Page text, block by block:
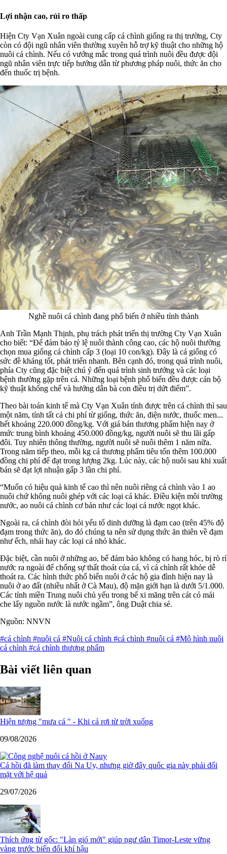
Lợi nhận cao, rủi ro thấp
Hiện Cty Vạn Xuân ngoài cung cấp cá chình giống ra thị trường, Cty
còn có đội ngũ nhân viên thường xuyên hỗ trợ kỹ thuật cho những hộ
nuôi cá chình. Nếu có vướng mắc trong quá trình nuôi đều được đội
ngũ nhân viên trực tiếp hướng dẫn từ phương pháp nuôi, thức ăn cho
đến thuốc trị bệnh.
Nghề nuôi cá chình đang phổ biến ở nhiều tỉnh thành
Anh Trần Mạnh Thịnh, phụ trách phát triển thị trường Cty Vạn Xuân
cho biết: “Để đảm bảo tỷ lệ nuôi thành công cao, các hộ nuôi thường
chọn mua giống cá chình cấp 3 (loại 10 con/kg). Đây là cá giống có
sức đề kháng tốt, phát triển nhanh. Bên cạnh đó, trong quá trình nuôi,
phía Cty cũng đặc biệt chú ý đến quá trình sinh trưởng và các loại
bệnh thường gặp trên cá. Những loại bệnh phổ biến đều được cán bộ
kỹ thuật khống chế và hướng dẫn bà con điều trị dứt điểm”.
Theo bài toán kinh tế mà Cty Vạn Xuân tính được trên cá chình thì sau
một năm, tính tất cả chi phí từ giống, thức ăn, điện nước, thuốc men...
hết khoảng 220.000 đồng/kg. Với giá bán thương phẩm hiện nay ở
mức trung bình khoảng 450.000 đồng/kg, người nuôi sẽ thu lãi gấp
đôi. Tuy nhiên thông thường, người nuôi sẽ nuôi thêm 1 năm nữa.
Trong năm tiếp theo, mỗi kg cá thương phẩm tiêu tốn thêm 100.000
đồng chi phí để đạt trong lượng 2kg. Lúc này, các hộ nuôi sau khi xuất
bán sẽ đạt lợi nhuận gấp 3 lần chi phí.
“Muốn có hiệu quả kinh tế cao thì nên nuôi riêng cá chình vào 1 ao
nuôi chứ không nuôi ghép với các loại cá khác. Điều kiện môi trường
nước, ao nuôi cá chình cơ bản như các loại cá nước ngọt khác.
Ngoài ra, cá chình đòi hỏi yếu tố dinh dưỡng là đạm cao (trên 45% độ
đạm trong thức ăn), do đó chúng ta nên sử dụng thức ăn thiên về đạm
như ếch, nhái hay các loại cá nhỏ khác.
Đặc biệt, cần nuôi ở những ao, bể đảm bảo không có hang hóc, bị rò rỉ
nước ra ngoài để chống sự thất thoát của cá, vì cá chình rất khỏe dễ
thoát ra. Các hình thức phổ biến nuôi ở các hộ gia đình hiện nay là
nuôi ở ao đất (nhiều nhất ở Cà Mau), độ mặn giới hạn là dưới 5/1.000.
Các tỉnh miền Trung nuôi chủ yếu trong bể xi măng trên cát có mái
che lấy nguồn nước là nước ngầm”, ông Duật chia sẻ.
Nguồn: NNVN
#cá chình #nuôi cá #Nuôi cá chình #cá chình #nuôi cá #Mô hình nuôi
cá chình #cá chình thương phẩm
Bài viết liên quan
Hiện tượng "mưa cá " - Khi cá rơi từ trời xuống
09/08/2026
Cá hồi đã làm thay đổi Na Uy, nhưng giờ đây quốc gia này phải đối
mặt với hệ quả
29/07/2026
Thích ứng từ gốc: "Làn gió mới" giúp ngư dân Timor-Leste vững
vàng trước biến đổi khí hậu